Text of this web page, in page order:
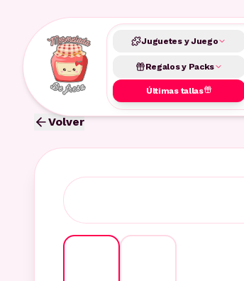
Juguetes y Juego
Regalos y Packs
Últimas tallas
Volver